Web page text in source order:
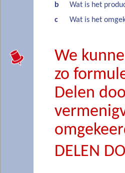
b
Wat is het
c
Wat is het
We
zo
Delen
DELEN